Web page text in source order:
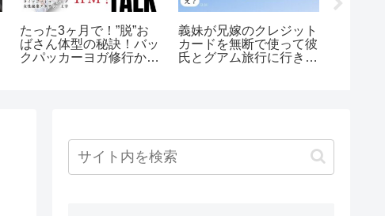
たった3ヶ月で！”脱”お
ばさん体型の秘訣！バッ
クパッカーヨガ修行から
義妹が兄嫁のクレジット
カードを無断で使って彼
氏とグアム旅行に行き、